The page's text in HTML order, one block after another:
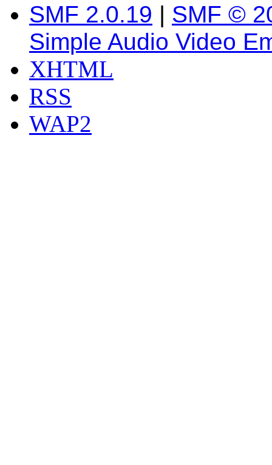
SMF 2.0.19 | SMF ©
Simple Audio Video
XHTML
RSS
WAP2